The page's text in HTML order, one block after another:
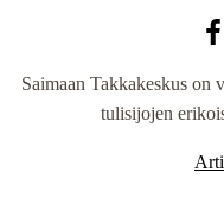
Saimaan Takkakeskus on
tulisijojen